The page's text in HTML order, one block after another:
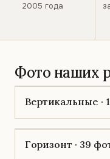
2005 года
Фото наших
Вертикальные ·
Горизонт · 39